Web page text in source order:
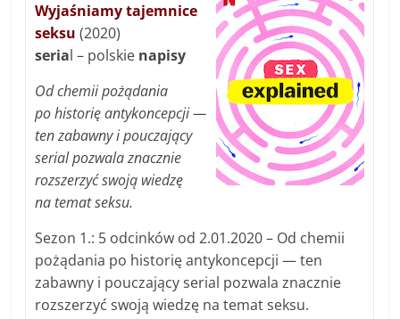
Wyjaśniamy tajemnice
seksu (2020)
serial – polskie napisy
Od chemii pożądania
po historię antykoncepcji —
ten zabawny i pouczający
serial pozwala znacznie
rozszerzyć swoją wiedzę
na temat seksu.
Sezon 1.: 5 odcinków od 2.01.2020 – Od chemii
pożądania po historię antykoncepcji — ten
zabawny i pouczający serial pozwala znacznie
rozszerzyć swoją wiedzę na temat seksu.